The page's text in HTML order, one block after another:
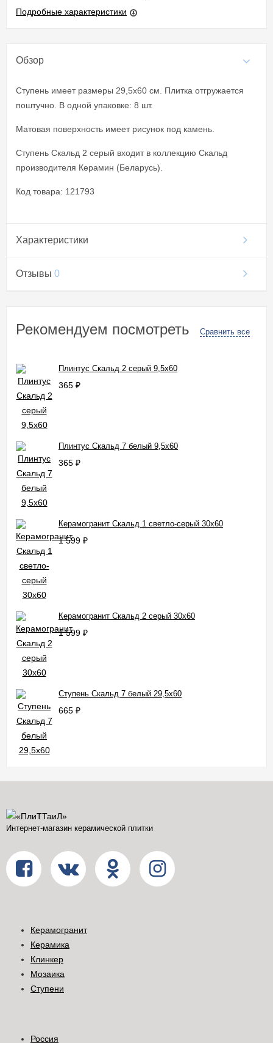
Подробные характеристики
Обзор
Ступень имеет размеры 29,5x60 см. Плитка отгружается
поштучно. В одной упаковке: 8 шт.
Матовая поверхность имеет рисунок под камень.
Ступень Скальд 2 серый входит в коллекцию Скальд
производителя Керамин (Беларусь).
Код товара: 121793
Характеристики
Отзывы 0
Рекомендуем посмотреть Сравнить все
Плинтус Скальд 2 серый 9,5x60
365 ₽
Плинтус Скальд 7 белый 9,5x60
365 ₽
Керамогранит Скальд 1 светло-серый 30x60
1 599 ₽
Керамогранит Скальд 2 серый 30x60
1 599 ₽
Ступень Скальд 7 белый 29,5x60
665 ₽
Интернет-магазин керамической плитки
Керамогранит
Керамика
Клинкер
Мозаика
Ступени
Россия